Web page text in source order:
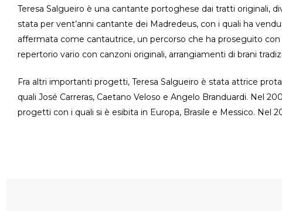
Teresa Salgueiro è una cantante portoghese dai tratti originali,
stata per vent’anni cantante dei Madredeus, con i quali ha
affermata come cantautrice, un percorso che ha proseguito con
repertorio vario con canzoni originali, arrangiamenti di brani
Fra altri importanti progetti, Teresa Salgueiro è stata attrice
quali José Carreras, Caetano Veloso e Angelo Branduardi. Nel
progetti con i quali si è esibita in Europa, Brasile e Messico. Nel